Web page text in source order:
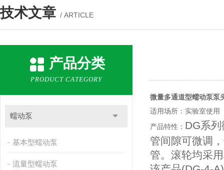
技术文章 / ARTICLE
产品分类
PRODUCT CATEGORY
蠕动泵
基本型蠕动泵
流量型蠕动泵
微量多通道型蠕动泵泵
适用场所：实验室使用
产品特性： DG系
管间隙可微调
管。滚轮均采